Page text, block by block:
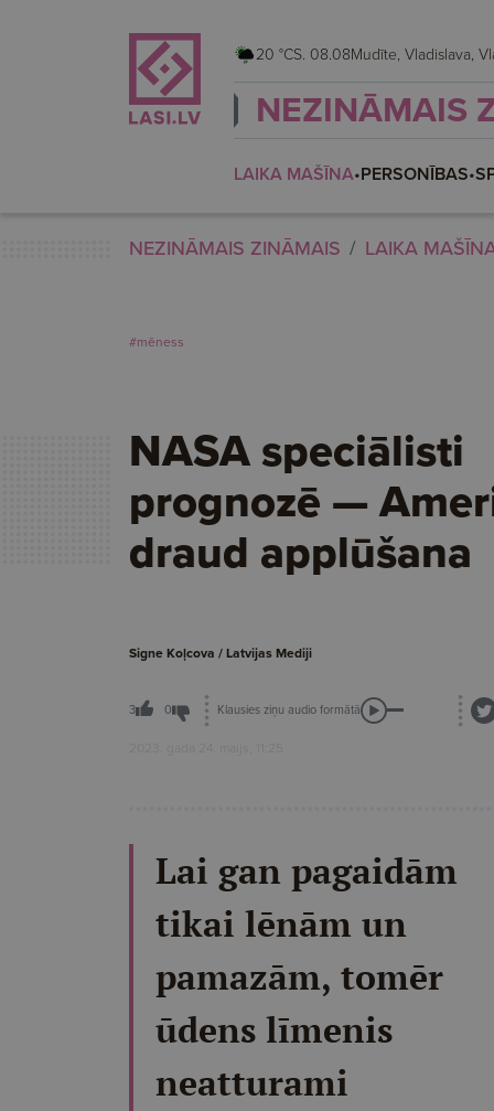
20 °CS. 08.08
NEZINĀMAIS
LAIKA MAŠĪNA•PERSONĪBAS•
NEZINĀMAIS ZINĀMAIS LAIKA
#mēness
NASA speciālisti
prognozē —
draud applūšana
Signe Koļcova / Latvijas Mediji
3 0 Klausies ziņu audio formātā
2023. gada 24. maijs, 11:25
Lai gan pagaidām
tikai lēnām un
pamazām, tomēr
ūdens līmenis
neatturami